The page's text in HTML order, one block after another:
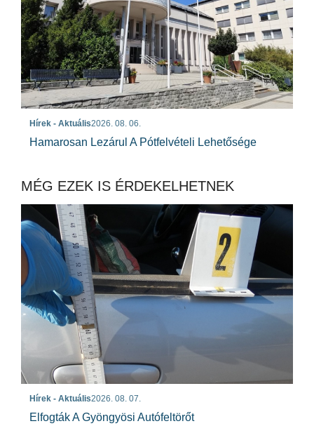
Hírek - Aktuális2026. 08. 06.
Hamarosan Lezárul A Pótfelvételi Lehetősége
MÉG EZEK IS ÉRDEKELHETNEK
Hírek - Aktuális2026. 08. 07.
Elfogták A Gyöngyösi Autófeltörőt